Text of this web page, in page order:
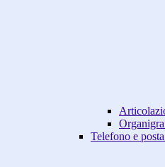
Telefono e